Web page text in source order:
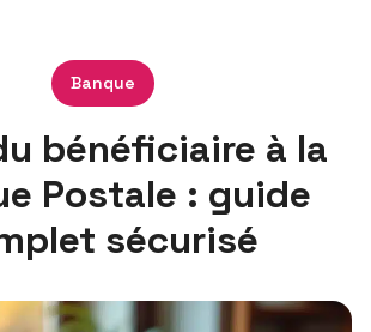
Banque
bénéficiaire à la
Postale : guide
sécurisé